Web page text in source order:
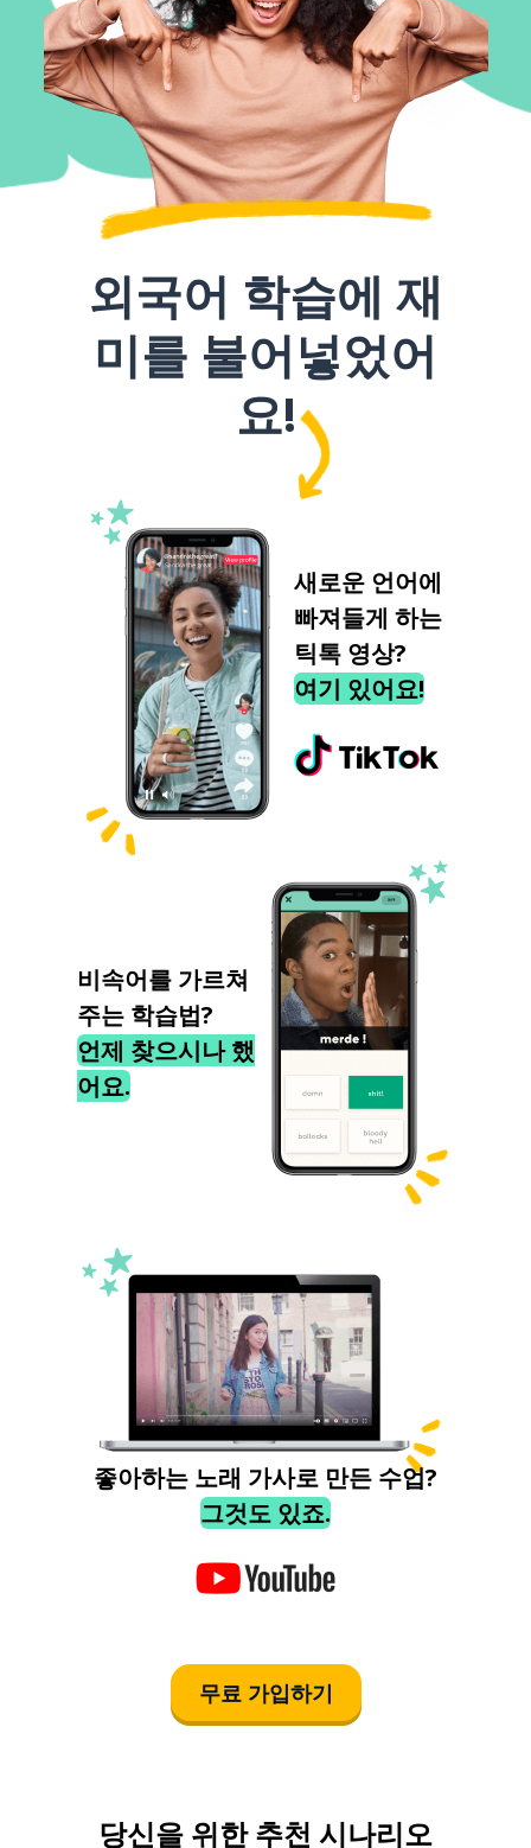
외국어 학습에 재
미를 불어넣었어
요!
새로운 언어에
빠져들게 하는
틱톡 영상?
여기 있어요!
비속어를 가르쳐
주는 학습법?
언제 찾으시나 했
어요.
좋아하는 노래 가사로 만든 수업?
그것도 있죠.
무료 가입하기
당신을 위한 추천 시나리오